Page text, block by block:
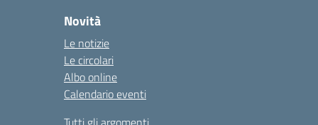
Novità
Le notizie
Le circolari
Albo online
Calendario eventi